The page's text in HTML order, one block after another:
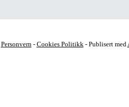
Personvern - Cookies Politikk - Publisert med